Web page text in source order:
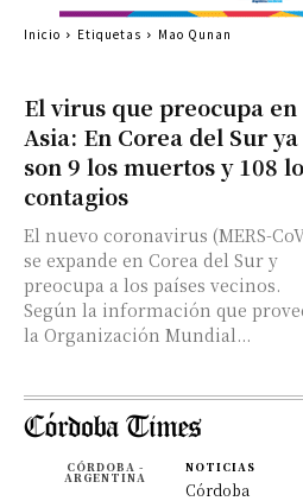
El virus que preocupa en
Asia: En Corea del Sur ya
son 9 los muertos y 108
contagios
El nuevo coronavirus (MERS-
se expande en Corea del Sur y
preocupa a los países vecinos.
Según la información que
la Organización Mundial...
Inicio Etiquetas Mao Qunan
CÓRDOBA -
ARGENTINA
NOTICIAS
Córdoba